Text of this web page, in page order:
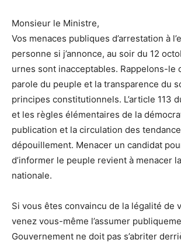
Monsieur le Ministre,
Vos menaces publiques d’arrestation à
personne si j’annonce, au soir du 12
urnes sont inacceptables. Rappelons-le
parole du peuple et la transparence du
principes constitutionnels. L’article 113
et les règles élémentaires de la
publication et la circulation des
dépouillement. Menacer un candidat
d’informer le peuple revient à menacer
nationale.
Si vous êtes convaincu de la légalité de
venez vous-même l’assumer
Gouvernement ne doit pas s’abriter